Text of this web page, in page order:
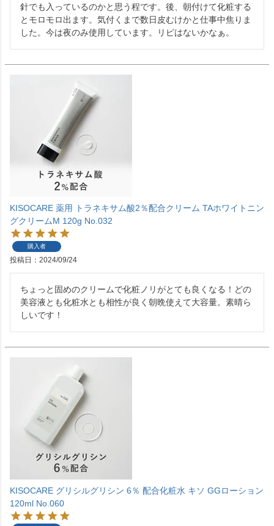
針でも入っているのかと思う程です。後、朝付けて化粧する
とモロモロ出ます。気付くまで数日皮むけかと仕事中焦りま
した。今は夜のみ使用しています。リピはないかなぁ。
KISOCARE 薬用 トラネキサム酸2％配合クリーム TAホワイトニン
グクリームM 120g No.032
購入者
投稿日 2024/09/24
ちょっと固めのクリームで化粧ノリがとても良くなる！どの
美容液とも化粧水とも相性が良く朝晩使えて大容量。素晴ら
しいです！
KISOCARE グリシルグリシン 6％ 配合化粧水 キソ GGローション
120ml No.060